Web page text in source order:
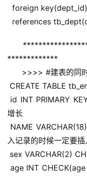
foreign key(dept_id)
references
*************
>>>> #建表的同时
CREATE TABLE
id INT PRIMARY
增长
NAME
入记录的时候一定要插
sex VARCHAR(2)
age INT